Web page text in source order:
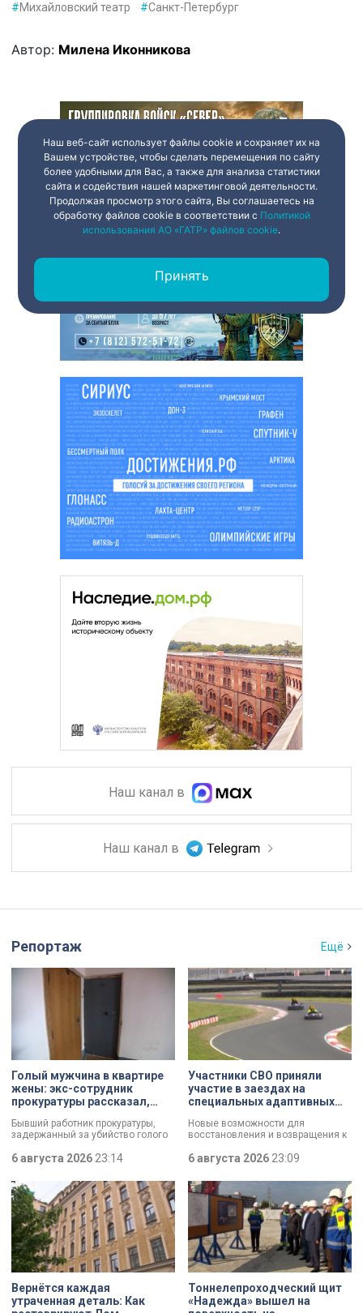
#Михайловский театр #Санкт-Петербург
Автор: Милена Иконникова
Наш канал в
Наш канал в
Репортаж Ещё
Голый мужчина в квартире
жены: экс-сотрудник
прокуратуры рассказал,
Бывший работник прокуратуры,
задержанный за убийство голого
которые толкнули его на страшное
преступление. Два года назад он
вынес мертвеца из дома на улице
Луначарского, выдавая
бездыханного мужчину за
изрядно перебравшего приятеля.
6 августа 2026 23:14
Участники СВО приняли
участие в заездах на
специальных адаптивных
Новые возможности для
восстановления и возвращения к
фонда «СВОй дом» в Петербурге
встретились с участниками
специальной военной операции,
которые сейчас проходят курс
реабилитации. Главным событием
дня стали заезды на специальных
адаптивных карт-машинах, где
ветераны смогли лично
протестировать технику и
почувствовать скорость.
6 августа 2026 23:09
Вернётся каждая
утраченная деталь: Как
Тоннелепроходческий щит
«Надежда» вышел на
Наш веб-сайт использует файлы cookie и сохраняет их на
Вашем устройстве, чтобы сделать перемещения по сайту
более удобными для Вас, а также для анализа статистики
сайта и содействия нашей маркетинговой деятельности.
Продолжая просмотр этого сайта, Вы соглашаетесь на
обработку файлов cookie в соответствии с Политикой
использования АО «ГАТР» файлов cookie.
Принять